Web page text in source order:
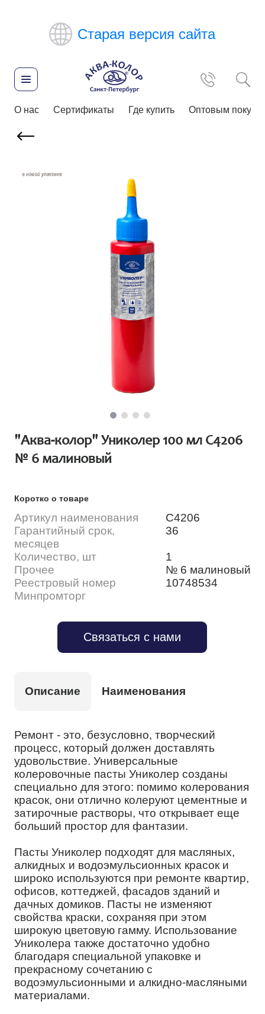
Старая версия сайта
О нас Сертификаты Где купить Оптовым
"Аква-колор" Униколер 100 мл С4206
№ 6 малиновый
Коротко о товаре
Артикул наименования
С4206
Гарантийный срок,
месяцев
36
Количество, шт
1
Прочее
№ 6 малиновый
Реестровый номер
Минпромторг
10748534
Связаться с нами
Описание Наименования
Ремонт - это, безусловно, творческий
процесс, который должен доставлять
удовольствие. Универсальные
колеровочные пасты Униколер созданы
специально для этого: помимо колерования
красок, они отлично колеруют цементные и
затирочные растворы, что открывает еще
больший простор для фантазии.
Пасты Униколер подходят для масляных,
алкидных и водоэмульсионных красок и
широко используются при ремонте квартир,
офисов, коттеджей, фасадов зданий и
дачных домиков. Пасты не изменяют
свойства краски, сохраняя при этом
широкую цветовую гамму. Использование
Униколера также достаточно удобно
благодаря специальной упаковке и
прекрасному сочетанию с
водоэмульсионными и алкидно-масляными
материалами.